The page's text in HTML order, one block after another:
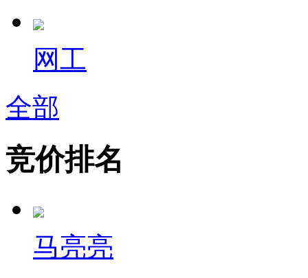
网工
全部
竞价排名
马亮亮